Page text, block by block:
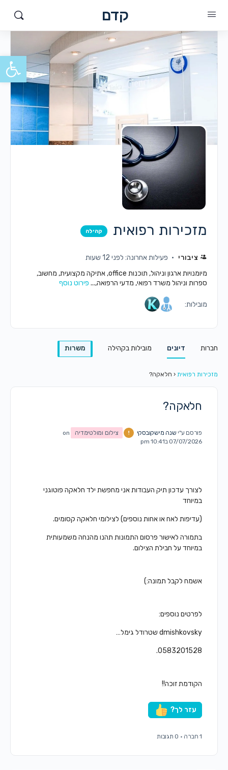
קדם
מזכירות רפואית קהילה
ציבורי
פעילות אחרונה: לפני 12 שעות
מיומנויות ארגון וניהול, תוכנות office, אתיקה מקצועית, מחשוב,
ספרות וניהול משרד רפואי, מדעי הרפואה,... פירוט נוסף
מובילות:
חברות דיונים מובילות בקהילה משרות
מזכירות רפואית ‹ חלאקה?
חלאקה?
פורסם ע"י שנה מישקובסקי צילום ומולטימדיה
on
07/07/2026 ב10:41 pm
לצורך עדכון תיק העבודות אני מחפשת ילד חלאקה פוטוגני
במיוחד
(עדיפות לאח או אחות נוספים) לצילומי חלאקה קסומים.
בתמורה לאישור פרסום התמונות תהנו מהנחה משמעותית
במיוחד על חבילת הצילום.
אשמח לקבל תמונה:)
לפרטים נוספים:
dmishkovsky שטרודל גימל…
0583201528.
הקודמת זוכה!!
עזר לך?
1 חברה · 0 תגובות
פתח